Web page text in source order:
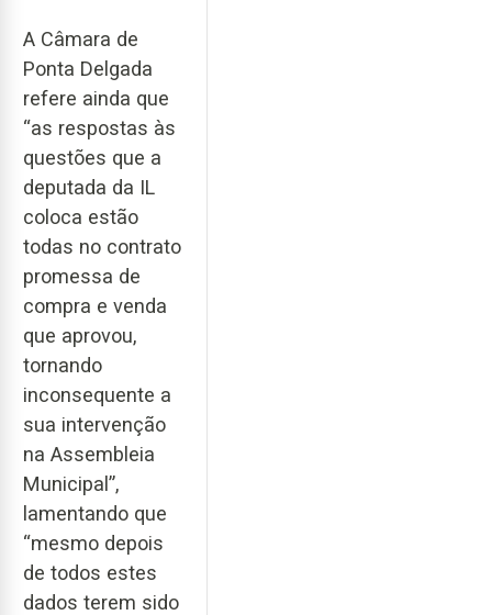
A Câmara de
Ponta Delgada
refere ainda que
“as respostas às
questões que a
deputada da IL
coloca estão
todas no contrato
promessa de
compra e venda
que aprovou,
tornando
inconsequente a
sua intervenção
na Assembleia
Municipal”,
lamentando que
“mesmo depois
de todos estes
dados terem sido